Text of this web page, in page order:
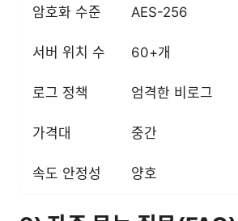
암호화 수준 AES-256
서버 위치 수 60+개
로그 정책 엄격한 비로그
가격대 중간
속도 안정성 양호